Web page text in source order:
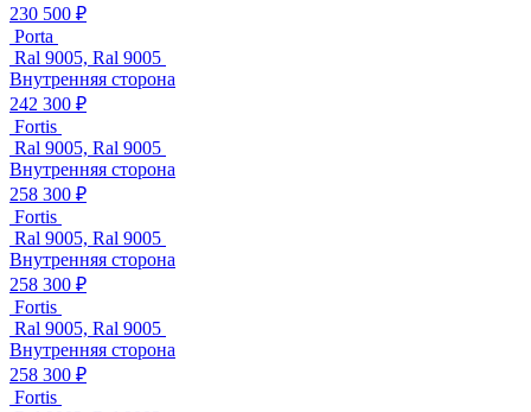
230 500 ₽
Porta
Ral 9005, Ral 9005
Внутренняя сторона
242 300 ₽
Fortis
Ral 9005, Ral 9005
Внутренняя сторона
258 300 ₽
Fortis
Ral 9005, Ral 9005
Внутренняя сторона
258 300 ₽
Fortis
Ral 9005, Ral 9005
Внутренняя сторона
258 300 ₽
Fortis